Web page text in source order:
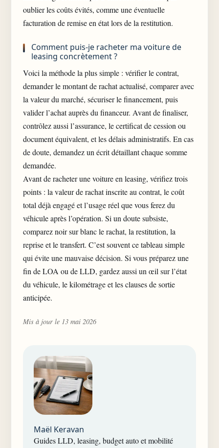
oublier les coûts évités, comme une éventuelle
facturation de remise en état lors de la restitution.
Comment puis-je racheter ma voiture de
leasing concrètement ?
Voici la méthode la plus simple : vérifier le contrat,
demander le montant de rachat actualisé, comparer avec
la valeur du marché, sécuriser le financement, puis
valider l’achat auprès du financeur. Avant de finaliser,
contrôlez aussi l’assurance, le certificat de cession ou
document équivalent, et les délais administratifs. En cas
de doute, demandez un écrit détaillant chaque somme
demandée.
Avant de racheter une voiture en leasing, vérifiez trois
points : la valeur de rachat inscrite au contrat, le coût
total déjà engagé et l’usage réel que vous ferez du
véhicule après l’opération. Si un doute subsiste,
comparez noir sur blanc le rachat, la restitution, la
reprise et le transfert. C’est souvent ce tableau simple
qui évite une mauvaise décision. Si vous préparez une
fin de LOA ou de LLD, gardez aussi un œil sur l’état
du véhicule, le kilométrage et les clauses de sortie
anticipée.
Mis à jour le 13 mai 2026
Maël Keravan
Guides LLD, leasing, budget auto et mobilité